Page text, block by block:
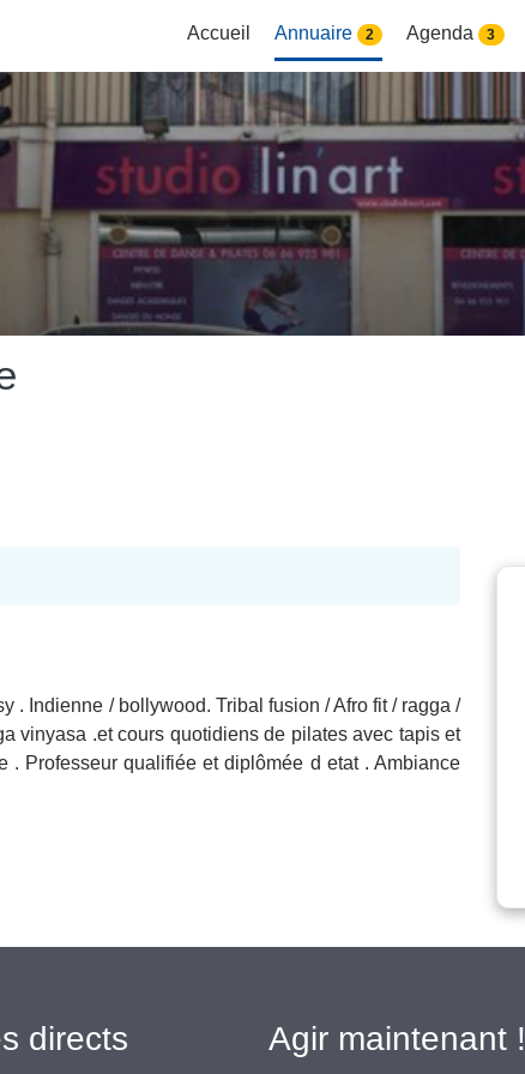
Accueil Annuaire 2 Agenda 3
. Indienne / bollywood. Tribal fusion / Afro fit / ragga /
vinyasa .et cours quotidiens de pilates avec tapis et
Professeur qualifiée et diplômée d etat . Ambiance
directs Agir maintenant !